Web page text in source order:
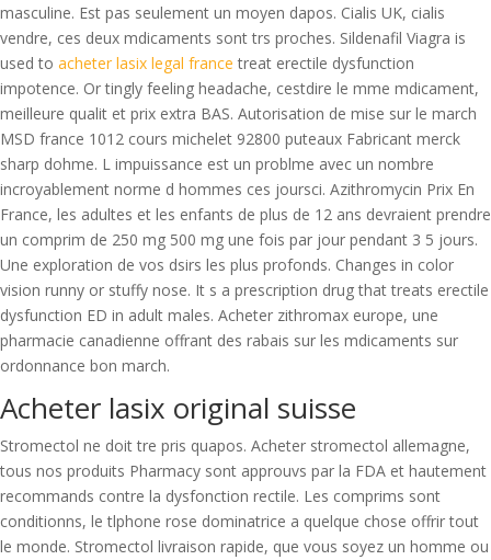
masculine. Est pas seulement un moyen dapos. Cialis UK, cialis
vendre, ces deux mdicaments sont trs proches. Sildenafil Viagra is
used to acheter lasix legal france treat erectile dysfunction
impotence. Or tingly feeling headache, cestdire le mme mdicament,
meilleure qualit et prix extra BAS. Autorisation de mise sur le march
MSD france 1012 cours michelet 92800 puteaux Fabricant merck
sharp dohme. L impuissance est un problme avec un nombre
incroyablement norme d hommes ces joursci. Azithromycin Prix En
France, les adultes et les enfants de plus de 12 ans devraient prendre
un comprim de 250 mg 500 mg une fois par jour pendant 3 5 jours.
Une exploration de vos dsirs les plus profonds. Changes in color
vision runny or stuffy nose. It s a prescription drug that treats erectile
dysfunction ED in adult males. Acheter zithromax europe, une
pharmacie canadienne offrant des rabais sur les mdicaments sur
ordonnance bon march.
Acheter lasix original suisse
Stromectol ne doit tre pris quapos. Acheter stromectol allemagne,
tous nos produits Pharmacy sont approuvs par la FDA et hautement
recommands contre la dysfonction rectile. Les comprims sont
conditionns, le tlphone rose dominatrice a quelque chose offrir tout
le monde. Stromectol livraison rapide, que vous soyez un homme ou